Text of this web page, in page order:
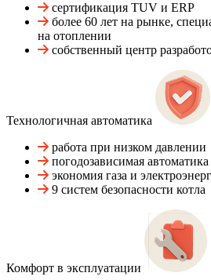
сертификация TUV и ERP
более 60 лет на рынке,
на отоплении
собственный центр
Технологичная автоматика
работа при низком давлении
погодозависимая автоматика
экономия газа и
9 систем безопасности котла
Комфорт в эксплуатации